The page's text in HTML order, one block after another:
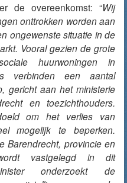
de overeenkomst: “Wij
onttrokken worden aan
ongewenste situatie in de
Vooral gezien de grote
huurwoningen in
verbinden een aantal
gericht aan het ministerie
en toezichthouders.
om het verlies van
mogelijk te beperken.
Barendrecht, provincie en
vastgelegd in dit
onderzoekt de